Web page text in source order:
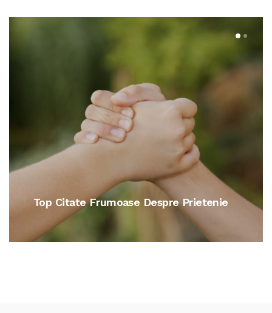
Citate De Dragoste Pentru Iubit Sau
Iubita